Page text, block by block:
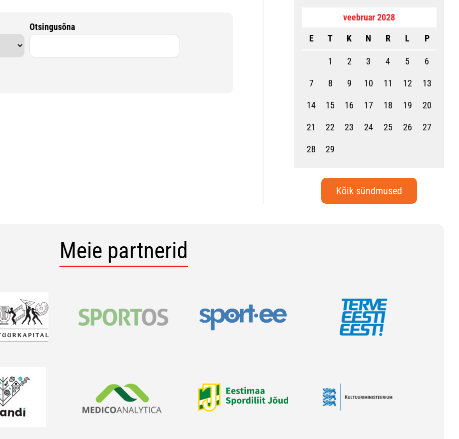
Otsingusõna
veebruar 2028
E
T K N R L P
1 2 3 4 5 6
7 8 9 10 11 12 13
14 15 16 17 18 19 20
21 22 23 24 25 26 27
28 29
Kõik sündmused
Meie partnerid